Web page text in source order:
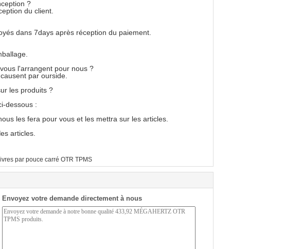
?
du client.
dans 7days après réception du paiement.
l'arrangent pour nous ?
par ourside.
les produits ?
dessous :
les fera pour vous et les mettra sur les articles.
articles.
par pouce carré OTR TPMS
Envoyez votre demande directement à nous